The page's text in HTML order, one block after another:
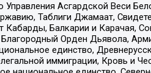
Асгардской Веси
Таблиги Джамаат,
Балкарии и Карачая,
Орден Дьявола,
единство,
иммиграции, Кровь и